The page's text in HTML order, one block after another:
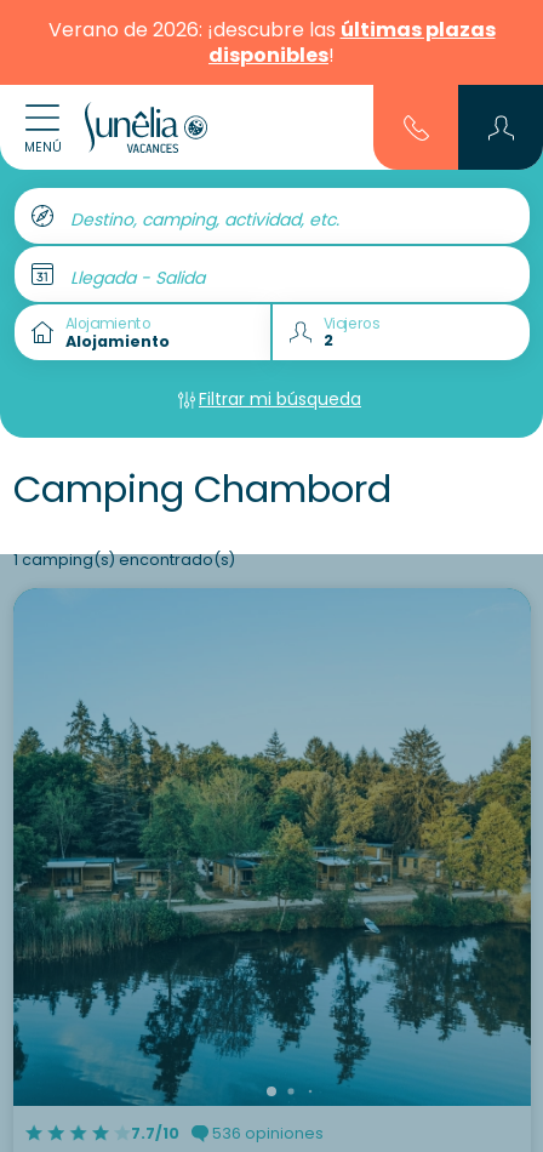
Verano de 2026: ¡descubre las últimas plazas
disponibles!
MENÚ
Destino, camping, actividad, etc.
Llegada - Salida
Alojamiento Viajeros
Filtrar mi búsqueda
Camping Chambord
1 camping(s) encontrado(s)
7.7/10 536 opiniones